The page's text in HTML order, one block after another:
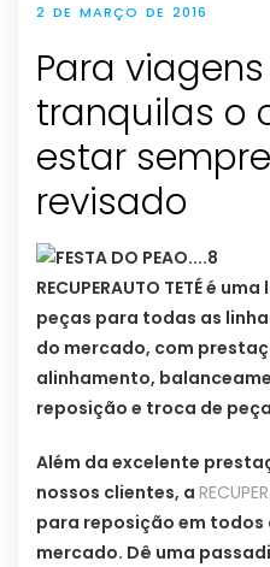
2 DE MARÇO DE 2016
Para
tranquilas o
estar
revisado
RECUPERAUTO TETÉ é
peças para todas as
do mercado, com
alinhamento,
reposição e troca de
Além da excelente
nossos clientes, a
para reposição em todos
mercado. Dê uma